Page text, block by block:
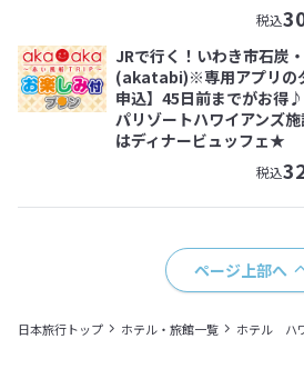
税込
JRで行く！いわき市石炭
(akatabi)※専用アプリの
申込】45日前までがお得
パリゾートハワイアンズ
はディナービュッフェ★
税込
ページ上部へ
日本旅行トップ ホテル・旅館一覧 ホテル ハ